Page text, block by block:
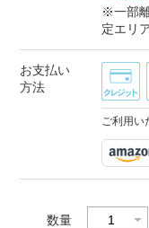
※一部
定エリ
お支払い
方法
ご利用い
数量